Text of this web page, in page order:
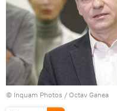
© Inquam Photos / Octav Ganea